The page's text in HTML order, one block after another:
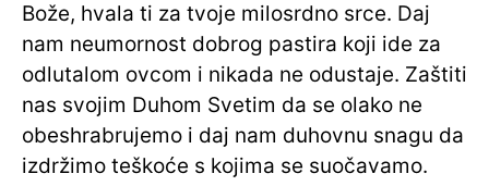
Bože, hvala ti za tvoje milosrdno srce. Daj
nam neumornost dobrog pastira koji ide za
odlutalom ovcom i nikada ne odustaje. Zaštiti
nas svojim Duhom Svetim da se olako ne
obeshrabrujemo i daj nam duhovnu snagu da
izdržimo teškoće s kojima se suočavamo.